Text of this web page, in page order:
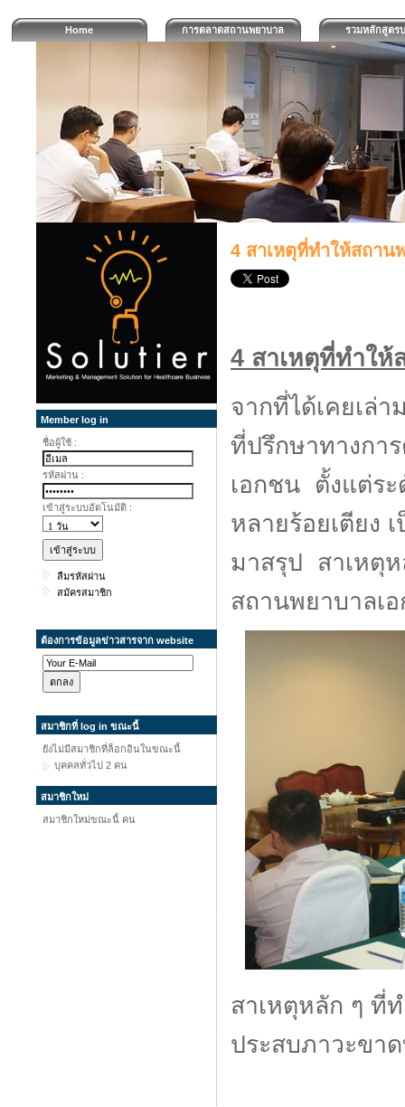
Home การตลาดสถานพยาบาล รวมหลักสูตร
Member log in
ชื่อผู้ใช้ :
รหัสผ่าน :
เข้าสู่ระบบอัตโนมัติ :
ลืมรหัสผ่าน
สมัครสมาชิก
ต้องการข้อมูลข่าวสารจาก website
สมาชิกที่ log in ขณะนี้
ยังไม่มีสมาชิกที่ล็อกอินในขณะนี้
บุคคลทั่วไป 2 คน
สมาชิกใหม่
สมาชิกใหม่ขณะนี้ คน
4 สาเหตุที่ทำให้สถา
4 สาเหตุที่ทำใ
จากที่ได้เคยเล่
ที่ปรึกษาทางกา
เอกชน ตั้งแต่ร
หลายร้อยเตียง
มาสรุป สาเหตุห
สถานพยาบาลเ
สาเหตุหลัก ๆ ที่
ประสบภาวะขา